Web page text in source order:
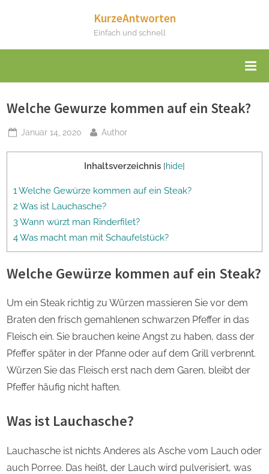
KurzeAntworten
Einfach und schnell
Welche Gewurze kommen auf ein Steak?
Posted
Januar 14, 2020 By
Author
Inhaltsverzeichnis [hide]
1 Welche Gewürze kommen auf ein Steak?
2 Was ist Lauchasche?
3 Wann würzt man Rinderfilet?
4 Was macht man mit Schaufelstück?
Welche Gewürze kommen auf ein Steak?
Um ein Steak richtig zu Würzen massieren Sie vor dem
Braten den frisch gemahlenen schwarzen Pfeffer in das
Fleisch ein. Sie brauchen keine Angst zu haben, dass der
Pfeffer später in der Pfanne oder auf dem Grill verbrennt.
Würzen Sie das Fleisch erst nach dem Garen, bleibt der
Pfeffer häufig nicht haften.
Was ist Lauchasche?
Lauchasche ist nichts Anderes als Asche vom Lauch oder
auch Porree. Das heißt, der Lauch wird pulverisiert, was